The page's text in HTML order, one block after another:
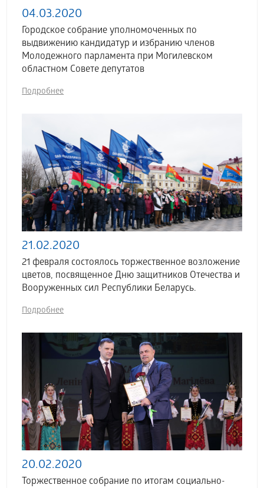
04.03.2020
Городское собрание уполномоченных по
выдвижению кандидатур и избранию членов
Молодежного парламента при Могилевском
областном Совете депутатов
Подробнее
21.02.2020
21 февраля состоялось торжественное возложение
цветов, посвященное Дню защитников Отечества и
Вооруженных сил Республики Беларусь.
Подробнее
20.02.2020
Торжественное собрание по итогам социально-